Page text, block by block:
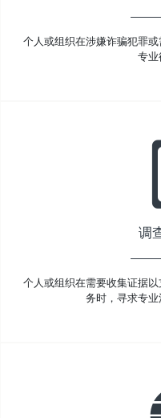
个人或组织在涉嫌诈骗犯罪
专业
调
个人或组织在需要收集证据
务时，寻求专业